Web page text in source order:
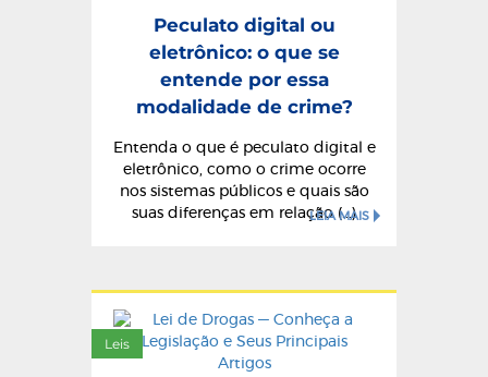
Peculato digital ou
eletrônico: o que se
entende por essa
modalidade de crime?
Entenda o que é peculato digital e
eletrônico, como o crime ocorre
nos sistemas públicos e quais são
suas diferenças em relação (...)
LEIA MAIS
Leis